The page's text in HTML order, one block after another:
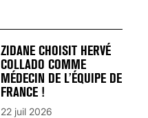
ZIDANE CHOISIT HERVÉ
COLLADO COMME
MÉDECIN DE L’ÉQUIPE DE
FRANCE !
22 juil 2026